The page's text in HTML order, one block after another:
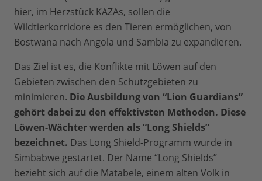
hier, im Herzstück KAZAs, sollen die
Wildtierkorridore es den Tieren ermöglichen, von
Bostwana nach Angola und Sambia zu expandieren.
Das Ziel ist es, die Konflikte mit Löwen auf den
Gebieten zwischen den Schutzgebieten zu
minimieren. Die Ausbildung von “Lion Guardians”
gehört dabei zu den effektivsten Methoden. Diese
Löwen-Wächter werden als “Long Shields”
bezeichnet. Das Long Shield-Programm wurde in
Simbabwe gestartet. Der Name “Long Shields”
bezieht sich auf die Matabele, einem alten Volk in